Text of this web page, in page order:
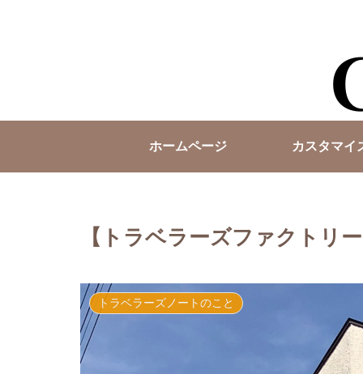
ホームページ カスタマイ
【トラベラーズファクトリ
トラベラーズノートのこと